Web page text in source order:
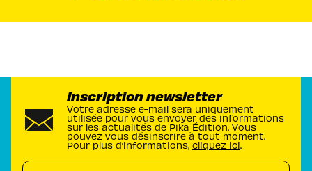
Inscription newsletter
Votre adresse e-mail sera uniquement
utilisée pour vous envoyer des informations
sur les actualités de Pika Édition. Vous
pouvez vous désinscrire à tout moment.
Pour plus d’informations, cliquez ici.